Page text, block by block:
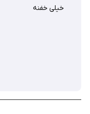
خیلی خفنه